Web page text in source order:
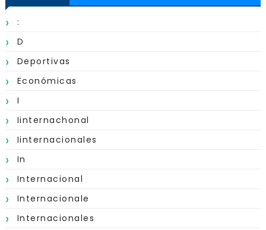
:
D
Deportivas
Económicas
I
Iinternachonal
Iinternacionales
In
Internacional
Internacionale
Internacionales